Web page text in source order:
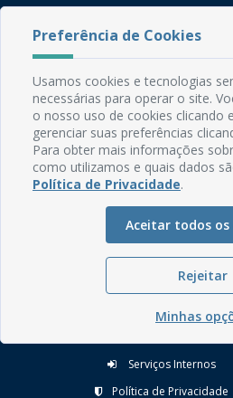
Rua do Imperador, 78,
CEP: 58.280-000 -
Fone: (83) 3292-2246
Email:
Expediente: Segunda à Sexta, das
Mapa do Site
Perguntas frequentes
Manual de Navegação
Glossário
Serviços Internos
Política de Privacidade
Preferência de Cookies
Usamos cookies e tecnologias
necessárias para operar o site.
o nosso uso de cookies clicando
gerenciar suas preferências
Para obter mais informações
como utilizamos e quais dados
Política de Privacidade.
Aceitar todos os
Rejeitar
Minhas